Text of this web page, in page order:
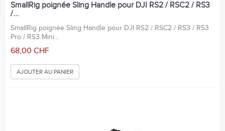
SmallRig poignée Sling Handle pour DJI RS2 / RSC2 / RS3
/...
SmallRig poignée Sling Handle pour DJI RS2 / RSC2 / RS3 / RS3
Pro / RS3 Mini...
68,00 CHF
AJOUTER AU PANIER